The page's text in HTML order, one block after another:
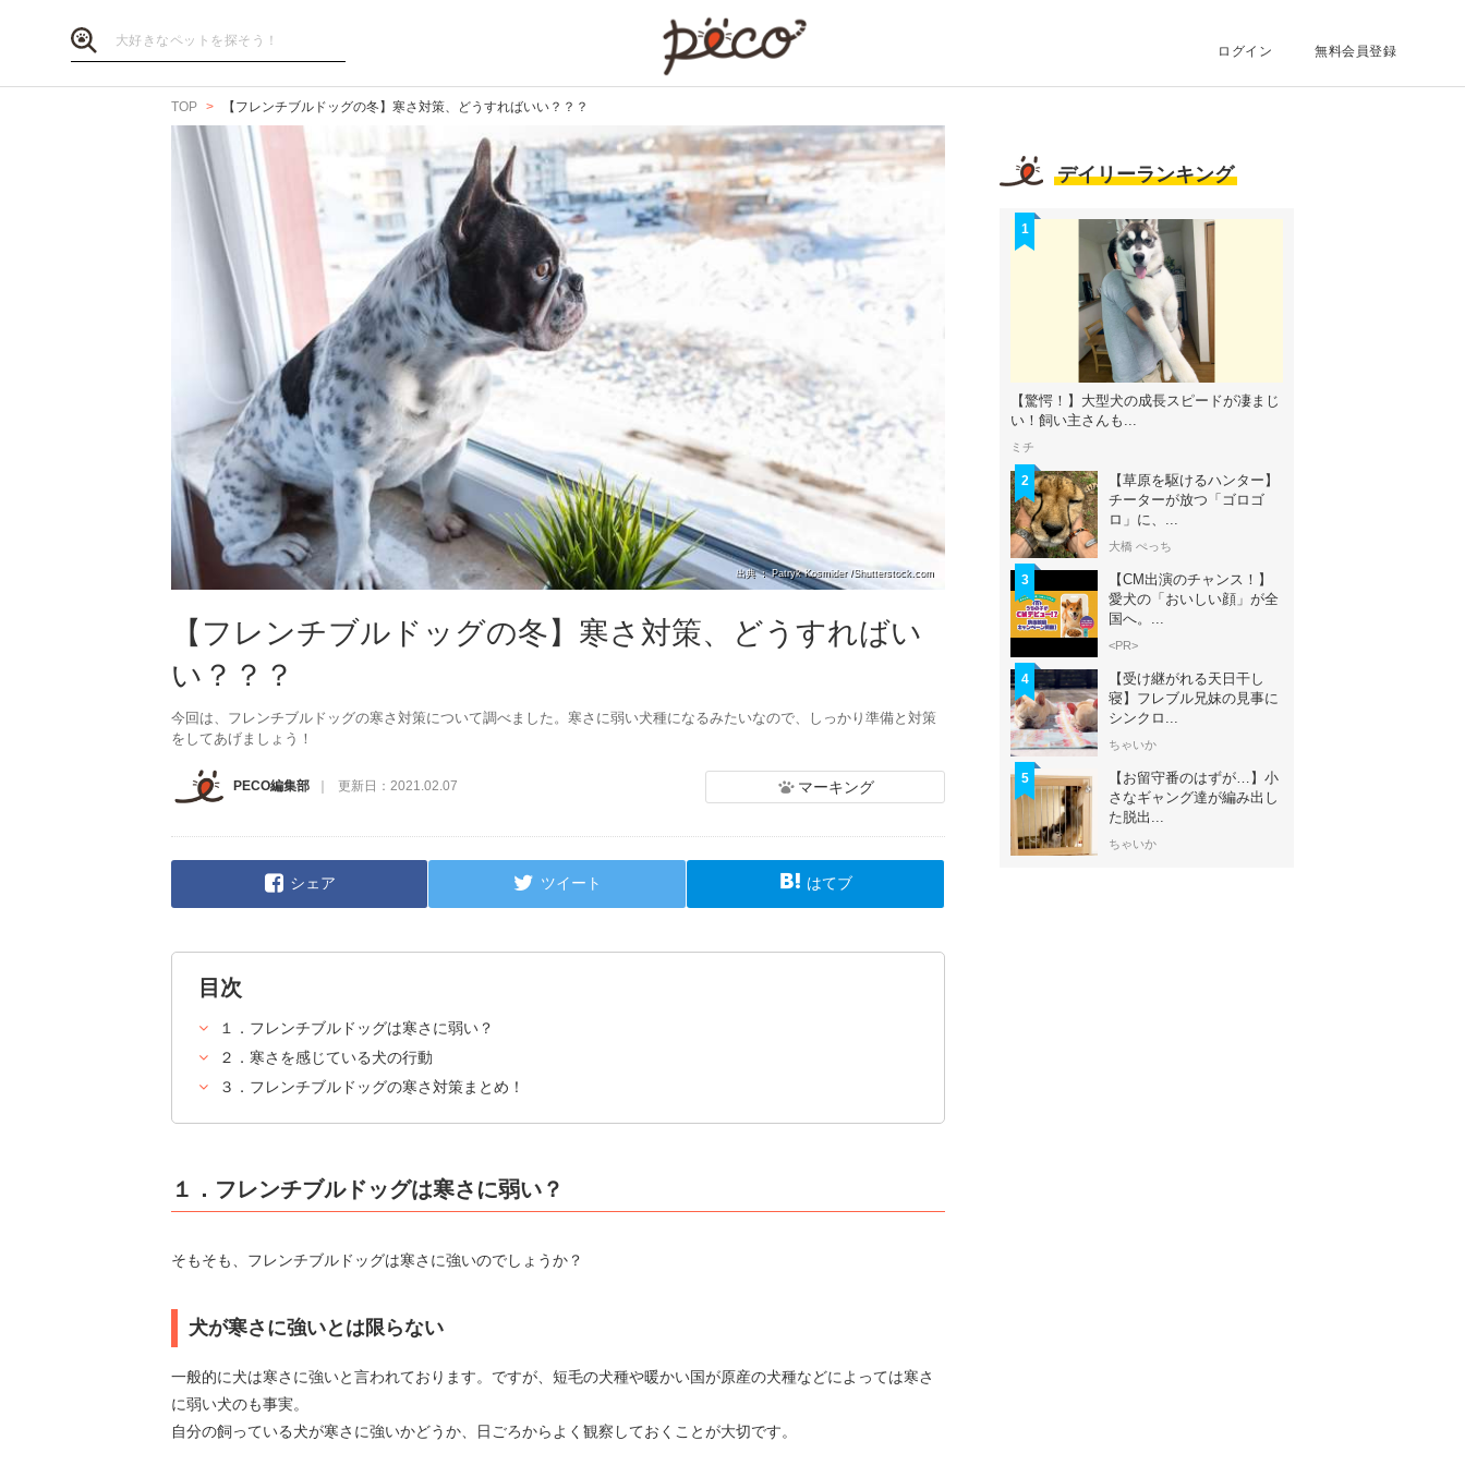
ログイン 無料会員登録
TOP 【フレンチブルドッグの冬】寒さ対策、どうすればいい？？？
出典 ： Patryk Kosmider /Shutterstock.com
【フレンチブルドッグの冬】寒さ対策、どうすればい
い？？？
今回は、フレンチブルドッグの寒さ対策について調べました。寒さに弱い犬種になるみたいなので、しっかり準備と対策
をしてあげましょう！
PECO編集部 更新日： 2021.02.07 マーキング
シェア ツイート はてブ
目次
１．フレンチブルドッグは寒さに弱い？
２．寒さを感じている犬の行動
３．フレンチブルドッグの寒さ対策まとめ！
１．フレンチブルドッグは寒さに弱い？
そもそも、フレンチブルドッグは寒さに強いのでしょうか？
犬が寒さに強いとは限らない
一般的に犬は寒さに強いと言われております。ですが、短毛の犬種や暖かい国が原産の犬種などによっては寒さ
に弱い犬のも事実。
自分の飼っている犬が寒さに強いかどうか、日ごろからよく観察しておくことが大切です。
デイリーランキング
1
【驚愕！】大型犬の成長スピードが凄まじ
い！飼い主さんも...
ミチ
2
【草原を駆けるハンター】
チーターが放つ「ゴロゴ
ロ」に、...
大橋 ぺっち
3
【CM出演のチャンス！】
愛犬の「おいしい顔」が全
国へ。...
<PR>
4
【受け継がれる天日干し
寝】フレブル兄妹の見事に
シンクロ...
ちゃいか
5
【お留守番のはずが…】小
さなギャング達が編み出し
た脱出...
ちゃいか